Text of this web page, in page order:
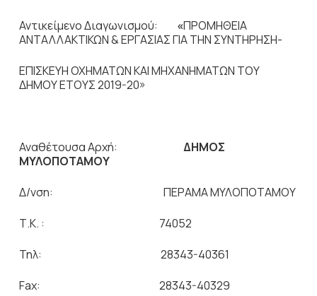
Αντικείμενο Διαγωνισμού: «ΠΡΟΜΗΘΕΙΑ
ΑΝΤΑΛΛΑΚΤΙΚΩΝ & ΕΡΓΑΣΙΑΣ ΓΙΑ ΤΗΝ ΣΥΝΤΗΡΗΣΗ-
ΕΠΙΣΚΕΥΗ ΟΧΗΜΑΤΩΝ ΚΑΙ ΜΗΧΑΝΗΜΑΤΩΝ ΤΟΥ
ΔΗΜΟΥ ΕΤΟΥΣ 2019-20»
Αναθέτουσα Αρχή: ΔΗΜΟΣ
ΜΥΛΟΠΟΤΑΜΟΥ
Δ/νση: ΠΕΡΑΜΑ ΜΥΛΟΠΟΤΑΜΟΥ
Τ.Κ. : 74052
Τηλ: 28343-40361
Fax: 28343-40329